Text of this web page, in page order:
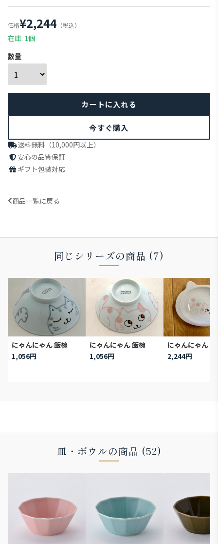
価格¥2,244 （税込）
在庫: 1個
数量
今すぐ購入
送料無料（10,000円以上）
安心の品質保証
ギフト包装対応
商品一覧に戻る
同じシリーズの商品 (7)
にゃんにゃん 飯椀
1,056円
にゃんにゃん 飯椀
1,056円
にゃんにゃん
2,244円
皿・ボウルの商品 (52)